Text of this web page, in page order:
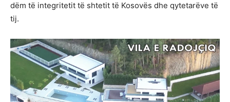
dëm të integritetit të shtetit të Kosovës dhe qytetarëve të
tij.